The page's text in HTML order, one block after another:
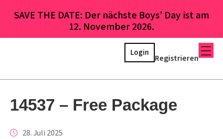
SAVE THE DATE: Der nächste Boys’ Day ist am
12. November 2026.
Registrieren
Login
14537 – Free Package
28. Juli 2025